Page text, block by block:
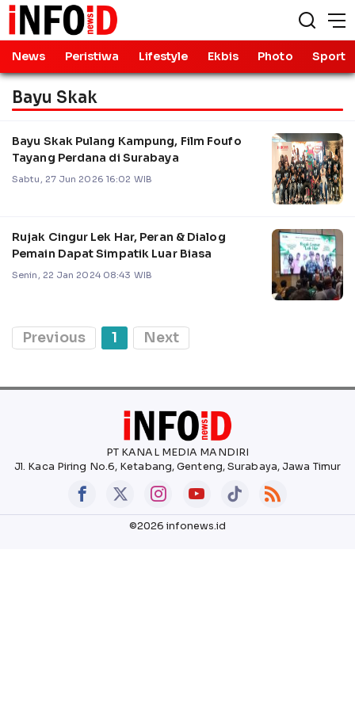
News Peristiwa Lifestyle Ekbis Photo Sport
Bayu Skak
Bayu Skak Pulang Kampung, Film Foufo
Tayang Perdana di Surabaya
Sabtu, 27 Jun 2026 16:02 WIB
Rujak Cingur Lek Har, Peran & Dialog
Pemain Dapat Simpatik Luar Biasa
Senin, 22 Jan 2024 08:43 WIB
Previous 1 Next
PT KANAL MEDIA MANDIRI
Jl. Kaca Piring No.6, Ketabang, Genteng, Surabaya, Jawa Timur
©2026 infonews.id